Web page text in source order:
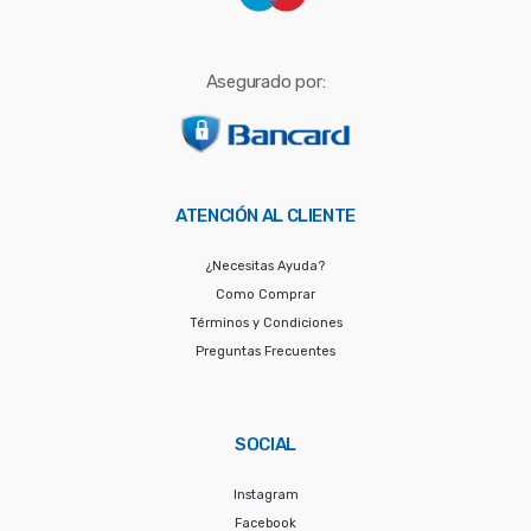
Asegurado por:
ATENCIÓN AL CLIENTE
¿Necesitas Ayuda?
Como Comprar
Términos y Condiciones
Preguntas Frecuentes
SOCIAL
Instagram
Facebook